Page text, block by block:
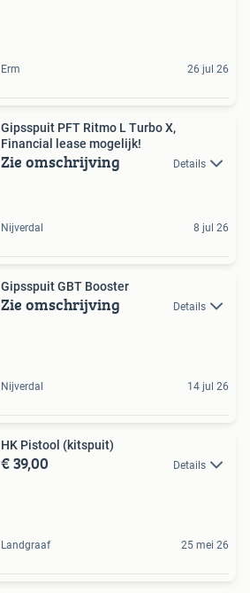
Erm 26 jul 26
Gipsspuit PFT Ritmo L Turbo X,
Financial lease mogelijk!
Zie omschrijving Details
Nijverdal 8 jul 26
Gipsspuit GBT Booster
Zie omschrijving Details
Nijverdal 14 jul 26
HK Pistool (kitspuit)
€ 39,00 Details
Landgraaf 25 mei 26